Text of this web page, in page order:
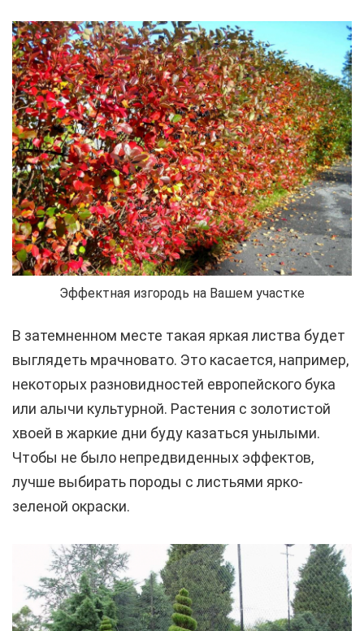
Эффектная изгородь на Вашем участке
В затемненном месте такая яркая листва будет
выглядеть мрачновато. Это касается, например,
некоторых разновидностей европейского бука
или алычи культурной. Растения с золотистой
хвоей в жаркие дни буду казаться унылыми.
Чтобы не было непредвиденных эффектов,
лучше выбирать породы с листьями ярко-
зеленой окраски.